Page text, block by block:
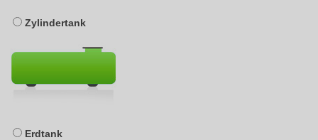
Zylindertank
Erdtank